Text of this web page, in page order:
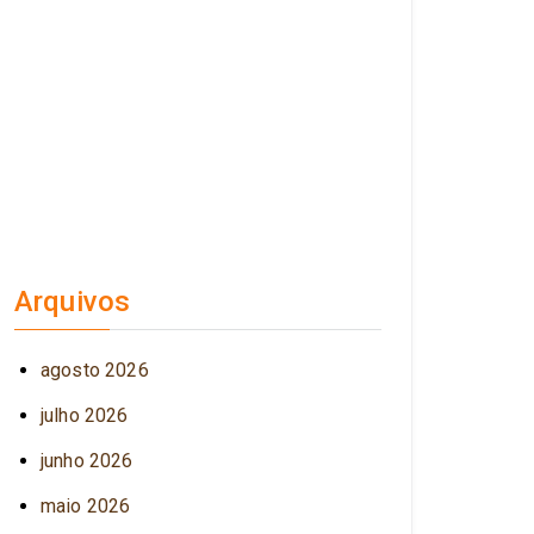
Arquivos
agosto 2026
julho 2026
junho 2026
maio 2026